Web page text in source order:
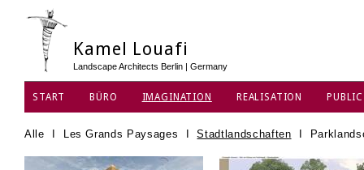
Kamel Louafi
Landscape Architects Berlin | Germany
START BÜRO IMAGINATION REALISATION
DATENSCHUTZ
Alle Les Grands Paysages IStadtlandschaften